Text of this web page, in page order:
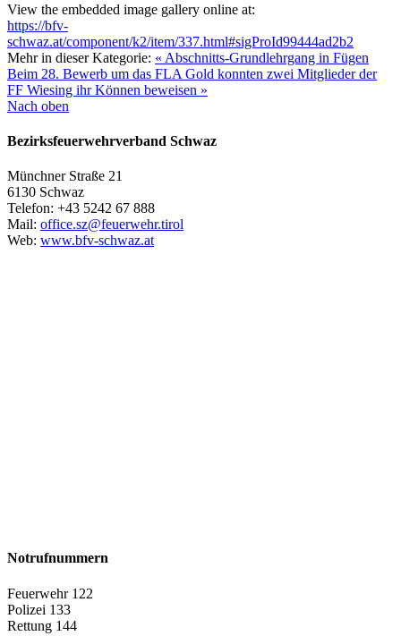
View the embedded image gallery online at:
https://bfv-
schwaz.at/component/k2/item/337.html#sigProId99444ad2b2
Mehr in dieser Kategorie: « Abschnitts-Grundlehrgang in Fügen
Beim 28. Bewerb um das FLA Gold konnten zwei Mitglieder der
FF Wiesing ihr Können beweisen »
Nach oben
Bezirksfeuerwehrverband Schwaz
Münchner Straße 21
6130 Schwaz
Telefon: +43 5242 67 888
Mail: office.sz@feuerwehr.tirol
Web: www.bfv-schwaz.at
Notrufnummern
Feuerwehr 122
Polizei 133
Rettung 144